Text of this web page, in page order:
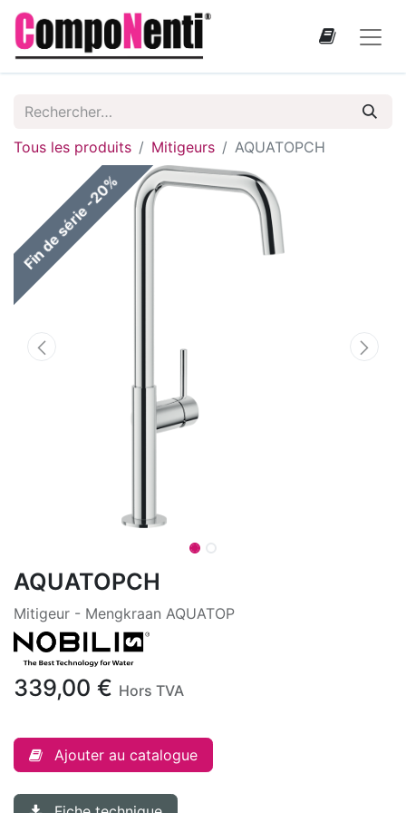
Tous les produits Mitigeurs AQUATOPCH
Fin de série -20%
AQUATOPCH
Mitigeur - Mengkraan AQUATOP
339,00 € Hors TVA
Ajouter au catalogue